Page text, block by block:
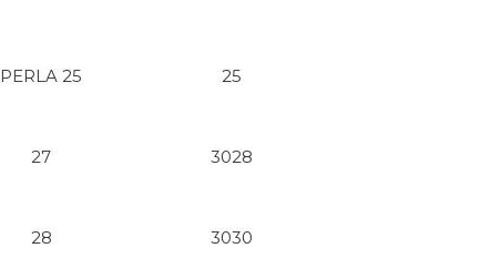
PERLA 25 25
27 3028
28 3030